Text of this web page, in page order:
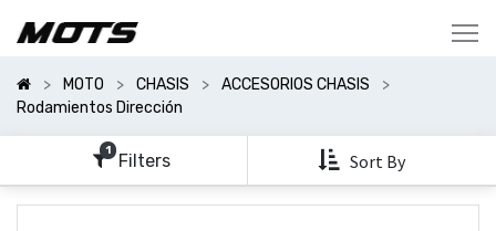
MOTO CHASIS
ACCESORIOS CHASIS
Rodamientos Dirección
1 Filters Sort By
Categorías
Mostrar
Opciones